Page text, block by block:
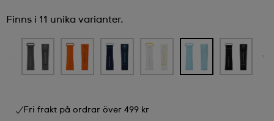
Finns i 11 unika varianter.
Fri frakt på ordrar över 499 kr